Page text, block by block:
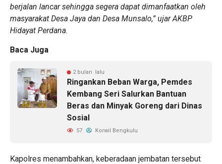
berjalan lancar sehingga segera dapat dimanfaatkan oleh
masyarakat Desa Jaya dan Desa Munsalo,” ujar AKBP
Hidayat Perdana.
Baca Juga
2 bulan lalu
Ringankan Beban Warga, Pemdes
Kembang Seri Salurkan Bantuan
Beras dan Minyak Goreng dari Dinas
Sosial
57 Korwil Bengkulu
Kapolres menambahkan, keberadaan jembatan tersebut